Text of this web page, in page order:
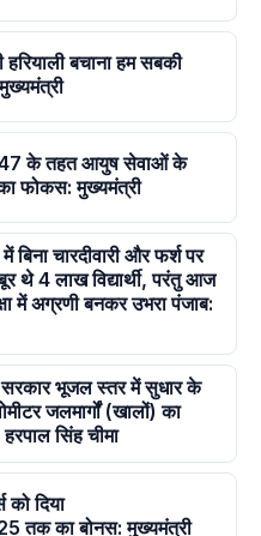
बचाना हम सबकी
के तहत आयुष सेवाओं के
फोकस: मुख्यमंत्री
चारदीवारी और फर्श पर
थे 4 लाख विद्यार्थी, परंतु आज
में अग्रणी बनकर उभरा पंजाब:
भूजल स्तर में सुधार के
जलमार्गों (खालों) का
सिंह चीमा
को दिया
तक का बोनस: मुख्यमंत्री